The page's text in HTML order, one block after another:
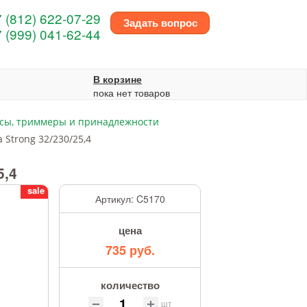
Задать вопрос
(812) 622-07-29
(999) 041-62-44
В корзине
пока нет товаров
триммеры и принадлежности
Strong 32/230/25,4
sale
Артикул: C5170
цена
735 руб.
количество
шт